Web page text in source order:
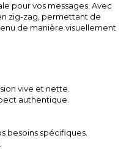
pour vos messages. Avec
zig-zag, permettant de
de manière visuellement
vive et nette.
authentique.
besoins spécifiques.